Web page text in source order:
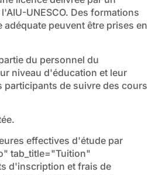
UNESCO. Des formations
peuvent être prises en
du personnel du
niveau d'éducation et leur
participants de suivre des cours
effectives d'étude par
tab_title="Tuition"
d'inscription et frais de